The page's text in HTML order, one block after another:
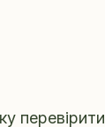
перевірити